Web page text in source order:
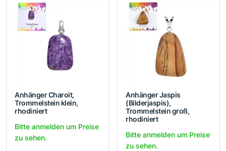
Anhänger Charoit,
Trommelstein klein,
rhodiniert
Bitte anmelden um Preise
zu sehen.
Anhänger Jaspis
(Bilderjaspis),
Trommelstein groß,
rhodiniert
Bitte anmelden um Preise
zu sehen.